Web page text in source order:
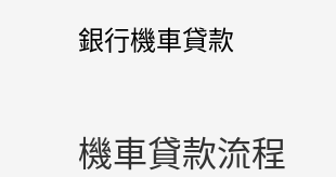
銀行機車貸款
機車貸款流程